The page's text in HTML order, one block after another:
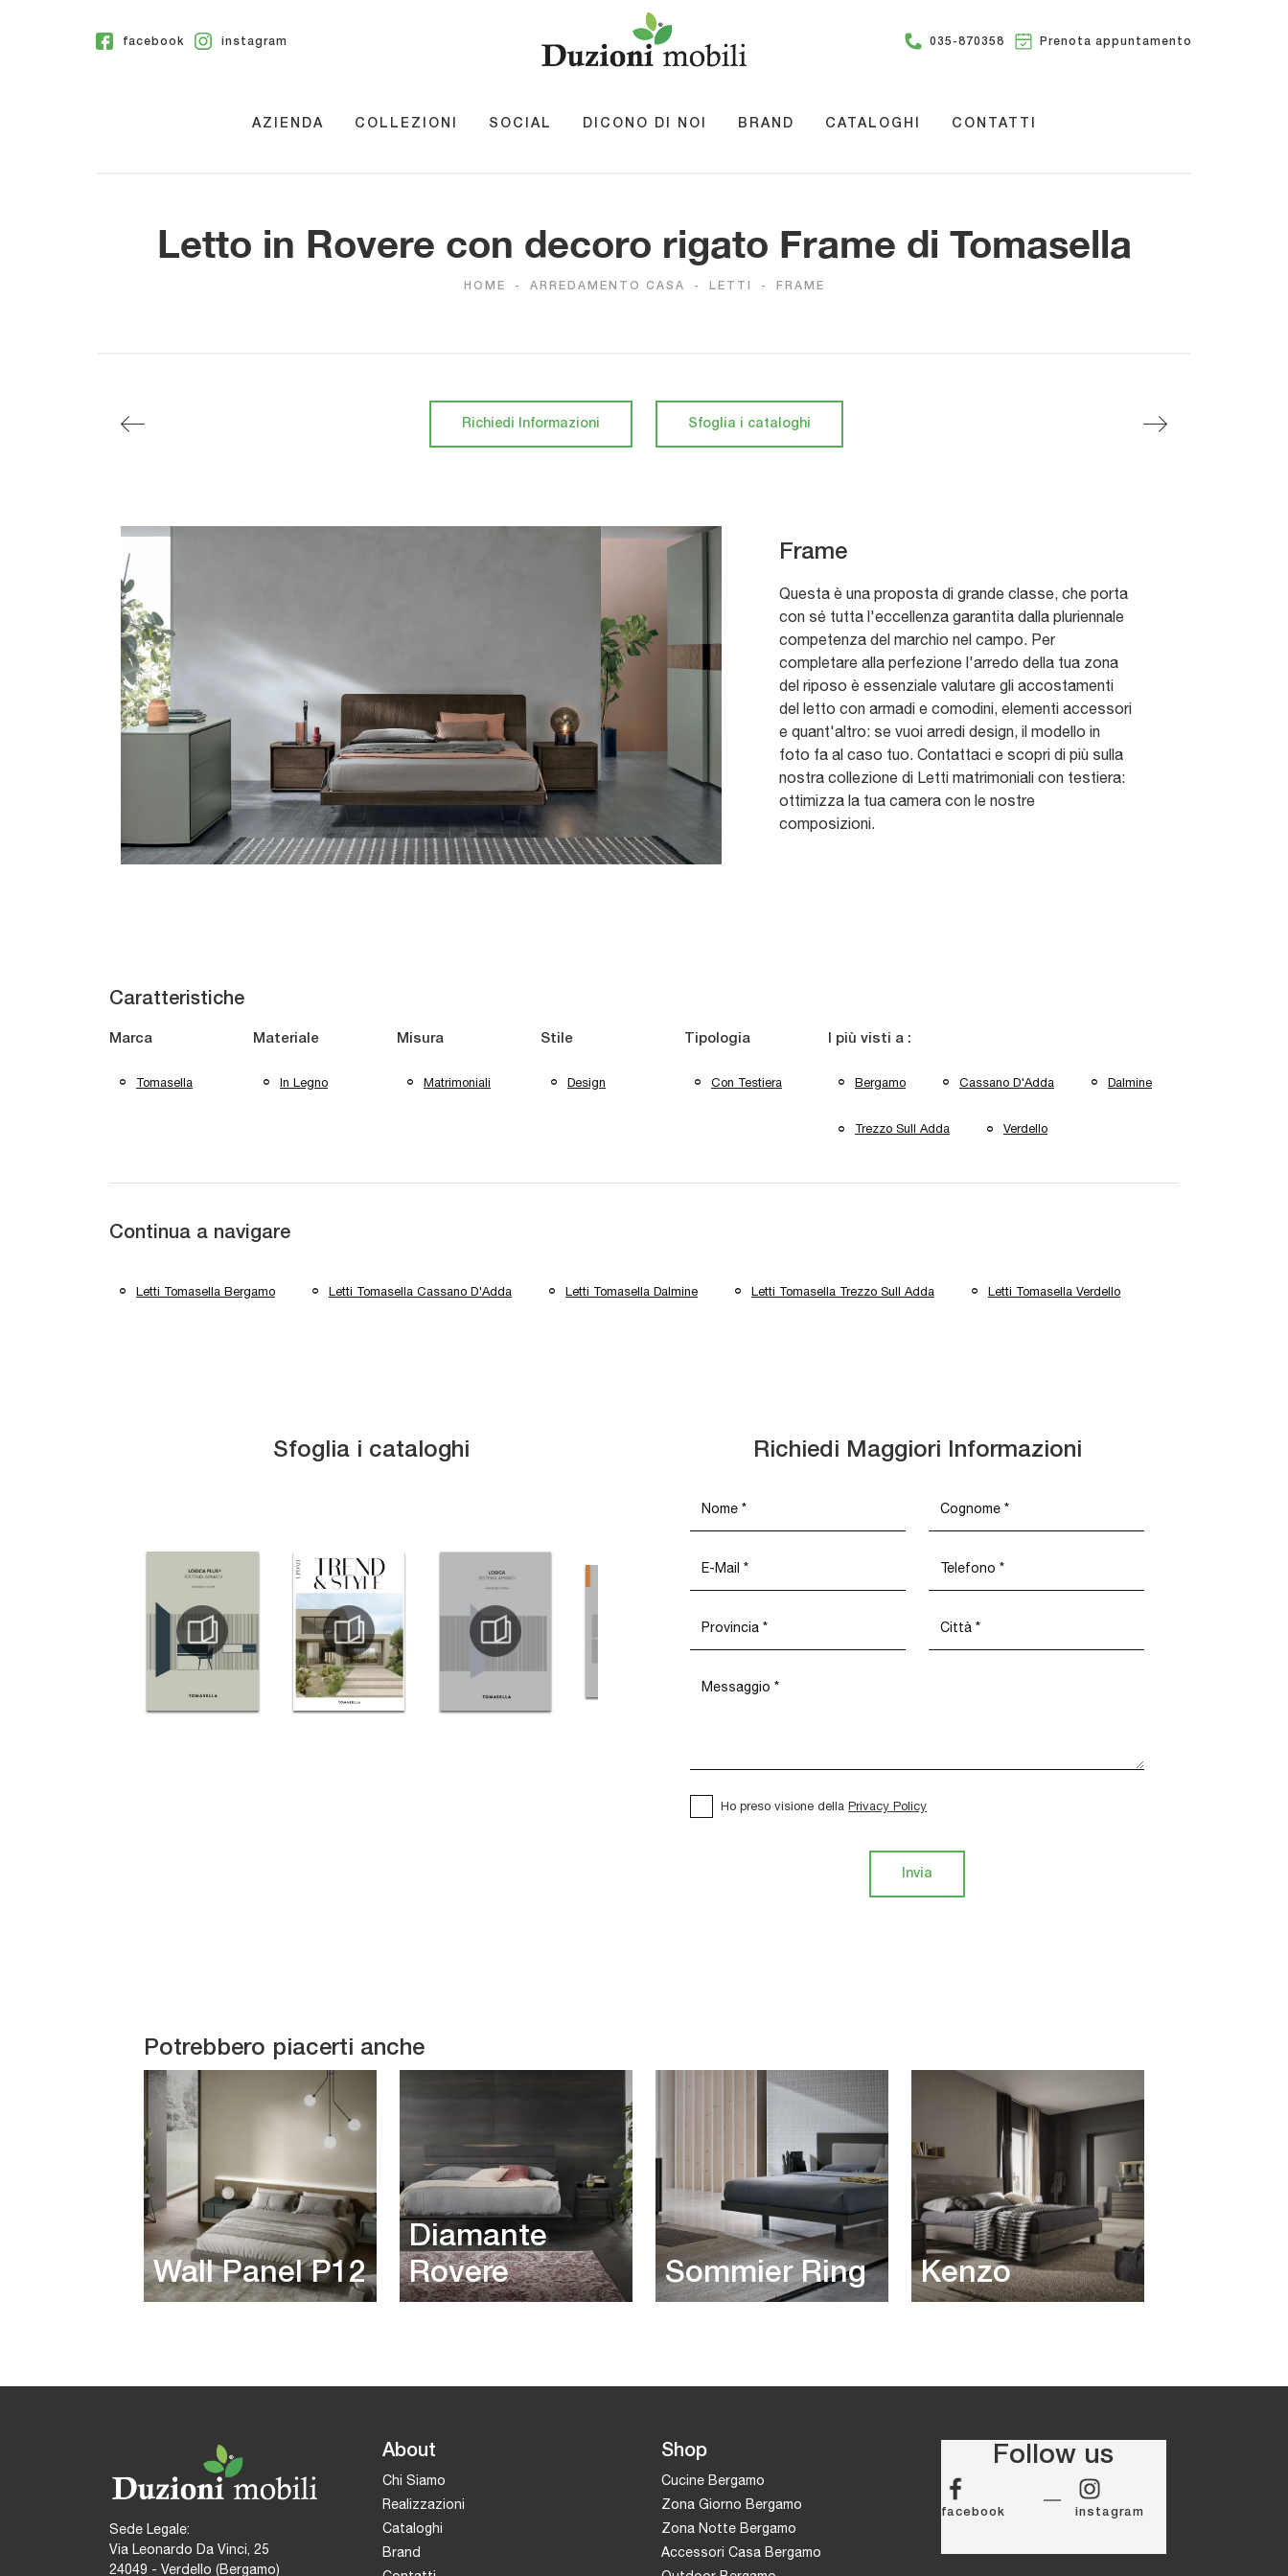
facebook instagram 035-870358 Prenota appuntamento
AZIENDA COLLEZIONI SOCIAL DICONO DI NOI BRAND CATALOGHI CONTATTI
Letto in Rovere con decoro rigato Frame di Tomasella
HOME - ARREDAMENTO CASA - LETTI - FRAME
Richiedi Informazioni Sfoglia i cataloghi
Frame
Questa è una proposta di grande classe, che porta
con sé tutta l'eccellenza garantita dalla pluriennale
competenza del marchio nel campo. Per
completare alla perfezione l'arredo della tua zona
del riposo è essenziale valutare gli accostamenti
del letto con armadi e comodini, elementi accessori
e quant'altro: se vuoi arredi design, il modello in
foto fa al caso tuo. Contattaci e scopri di più sulla
nostra collezione di Letti matrimoniali con testiera:
ottimizza la tua camera con le nostre
composizioni.
Caratteristiche
Marca
Tomasella
Materiale
In Legno
Misura
Matrimoniali
Stile
Design
Tipologia
Con Testiera
I più visti a :
Bergamo Cassano D'Adda Dalmine
Trezzo Sull Adda Verdello
Continua a navigare
Letti Tomasella Bergamo Letti Tomasella Cassano D'Adda Letti Tomasella Dalmine Letti Tomasella Trezzo Sull Adda Letti Tomasella Verdello
Sfoglia i cataloghi Richiedi Maggiori Informazioni
Ho preso visione della Privacy Policy
Invia
Potrebbero piacerti anche
Wall Panel P12
Diamante
Rovere
Sommier Ring Kenzo
Sede Legale:
Via Leonardo Da Vinci, 25
24049 - Verdello (Bergamo)
About
Chi Siamo
Realizzazioni
Cataloghi
Brand
Shop
Cucine Bergamo
Zona Giorno Bergamo
Zona Notte Bergamo
Accessori Casa Bergamo
Follow us
facebook instagram